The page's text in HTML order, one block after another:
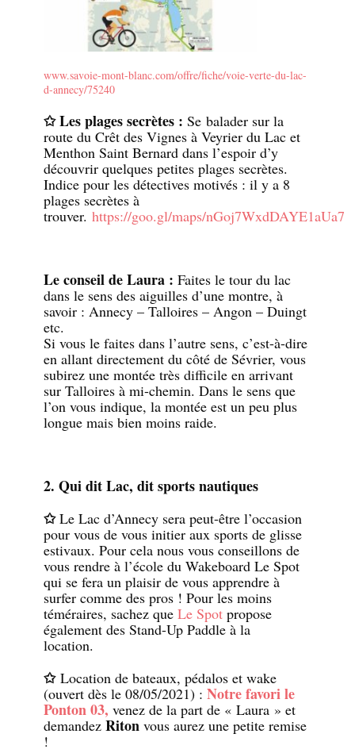
www.savoie-mont-blanc.com/offre/fiche/voie-verte-du-lac-
d-annecy/75240
✩ Les plages secrètes : Se balader sur la
route du Crêt des Vignes à Veyrier du Lac et
Menthon Saint Bernard dans l’espoir d’y
découvrir quelques petites plages secrètes.
Indice pour les détectives motivés : il y a 8
plages secrètes à
trouver. https://goo.gl/maps/nGoj7WxdDAYE1aUa7
Le conseil de Laura : Faites le tour du lac
dans le sens des aiguilles d’une montre, à
savoir : Annecy – Talloires – Angon – Duingt
etc.
Si vous le faites dans l’autre sens, c’est-à-dire
en allant directement du côté de Sévrier, vous
subirez une montée très difficile en arrivant
sur Talloires à mi-chemin. Dans le sens que
l’on vous indique, la montée est un peu plus
longue mais bien moins raide.
2. Qui dit Lac, dit sports nautiques
✩Le Lac d’Annecy sera peut-être l’occasion
pour vous de vous initier aux sports de glisse
estivaux. Pour cela nous vous conseillons de
vous rendre à l’école du Wakeboard Le Spot
qui se fera un plaisir de vous apprendre à
surfer comme des pros ! Pour les moins
téméraires, sachez que Le Spot propose
également des Stand-Up Paddle à la
location.
✩ Location de bateaux, pédalos et wake
(ouvert dès le 08/05/2021) : Notre favori le
Ponton 03, venez de la part de « Laura » et
demandez Riton vous aurez une petite remise
!